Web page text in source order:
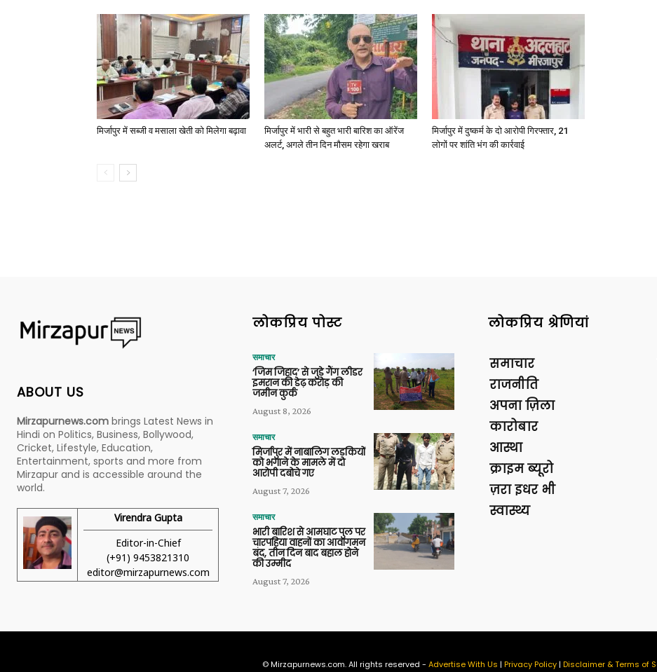
मिर्जापुर में सब्जी व मसाला खेती को मिलेगा बढ़ावा
मिर्जापुर में भारी से बहुत भारी बारिश का ऑरेंज
अलर्ट, अगले तीन दिन मौसम रहेगा खराब
मिर्जापुर में दुष्कर्म के दो आरोपी गिरफ्तार, 21
लोगों पर शांति भंग की कार्रवाई
ABOUT US
Mirzapurnews.com brings Latest News in
Hindi on Politics, Business, Bollywood,
Cricket, Lifestyle, Education,
Entertainment, sports and more from
Mirzapur and is accessible around the
world.
Virendra Gupta
Editor-in-Chief
(+91) 9453821310
editor@mirzapurnews.com
लोकप्रिय पोस्ट
समाचार
‘जिम जिहाद’ से जुड़े गैंग लीडर
इमरान की डेढ़ करोड़ की
जमीन कुर्क
August 8, 2026
समाचार
मिर्जापुर में नाबालिग लड़कियों
को भगाने के मामले में दो
आरोपी दबोचे गए
August 7, 2026
समाचार
भारी बारिश से आमघाट पुल पर
चारपहिया वाहनों का आवागमन
बंद, तीन दिन बाद बहाल होने
की उम्मीद
August 7, 2026
लोकप्रिय श्रेणियां
समाचार
राजनीति
अपना ज़िला
कारोबार
आस्था
क्राइम ब्यूरो
ज़रा इधर भी
स्वास्थ्य
© Mirzapurnews.com. All rights reserved - Advertise With Us | Privacy Policy| Disclaimer & Terms of